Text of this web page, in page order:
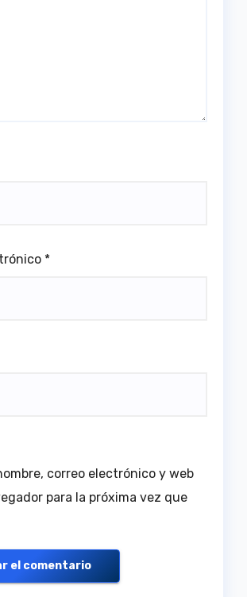
*
correo electrónico y web
para la próxima vez que